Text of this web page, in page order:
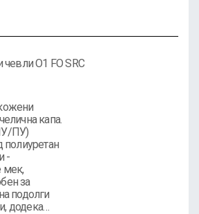
чевли O1 FO SRC
капа.
ПУ)
полиуретан
-
мек,
за
подолги
додека…